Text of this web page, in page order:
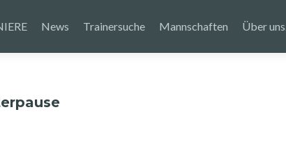
News Trainersuche Mannschaften Über